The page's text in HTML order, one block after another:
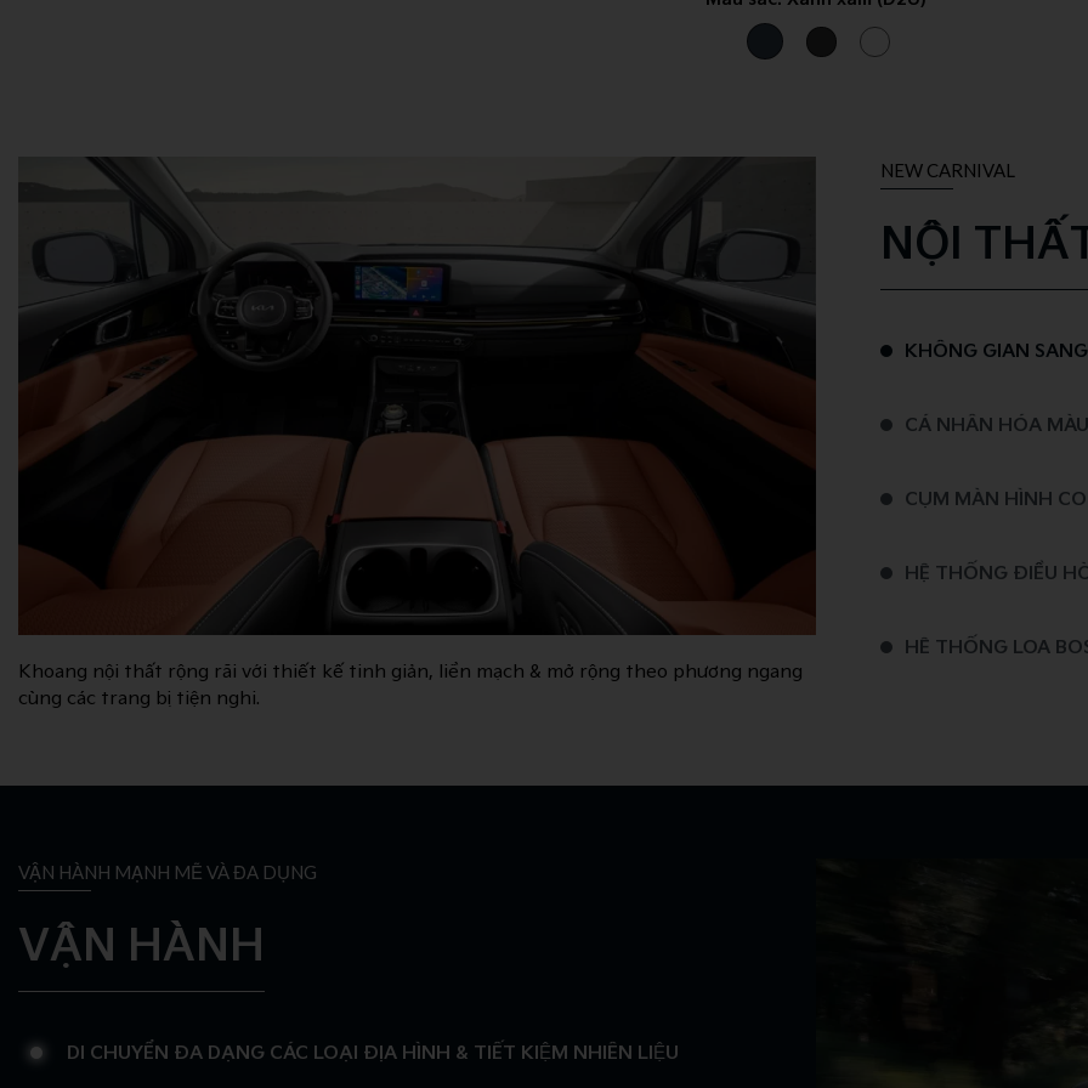
Khoang nội thất rộng rãi với thiết kế tinh giản, liền mạch & mở rộng theo phương ngang
cùng các trang bị tiện nghi.
NEW CARNIVAL
NỘI
KHÔNG GIAN
CÁ NHÂN HÓA
CỤM MÀN HÌNH
HỆ THỐNG ĐIỀU
HỆ THỐNG LOA
VẬN HÀNH MẠNH MẼ VÀ ĐA DỤNG
VẬN HÀNH
DI CHUYỂN ĐA DẠNG CÁC LOẠI ĐỊA HÌNH & TIẾT KIỆM NHIÊN LIỆU